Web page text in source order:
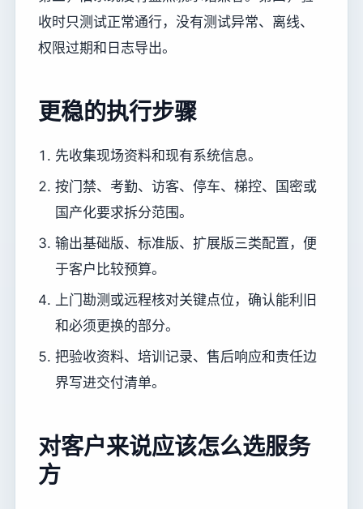
收时只测试正常通行，没有测试异常、离线、
权限过期和日志导出。
更稳的执行步骤
先收集现场资料和现有系统信息。
按门禁、考勤、访客、停车、梯控、国密或
国产化要求拆分范围。
输出基础版、标准版、扩展版三类配置，便
于客户比较预算。
上门勘测或远程核对关键点位，确认能利旧
和必须更换的部分。
把验收资料、培训记录、售后响应和责任边
界写进交付清单。
对客户来说应该怎么选服务
方